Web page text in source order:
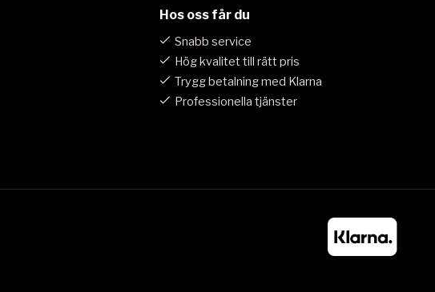
Hos oss får du
Snabb service
Hög kvalitet till rätt pris
Trygg betalning med Klarna
Professionella tjänster